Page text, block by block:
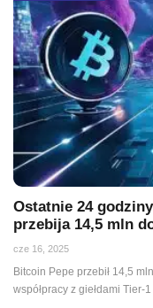
Ostatnie 24
przebija 14,5 mln
cze 16, 2025
Bitcoin Pepe przebił 14,5
współpracy z giełdami Tier-